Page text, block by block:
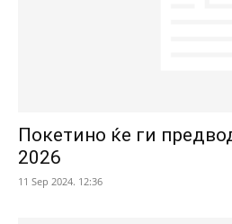
Покетино ќе ги
2026
11 Sep 2024. 12:36